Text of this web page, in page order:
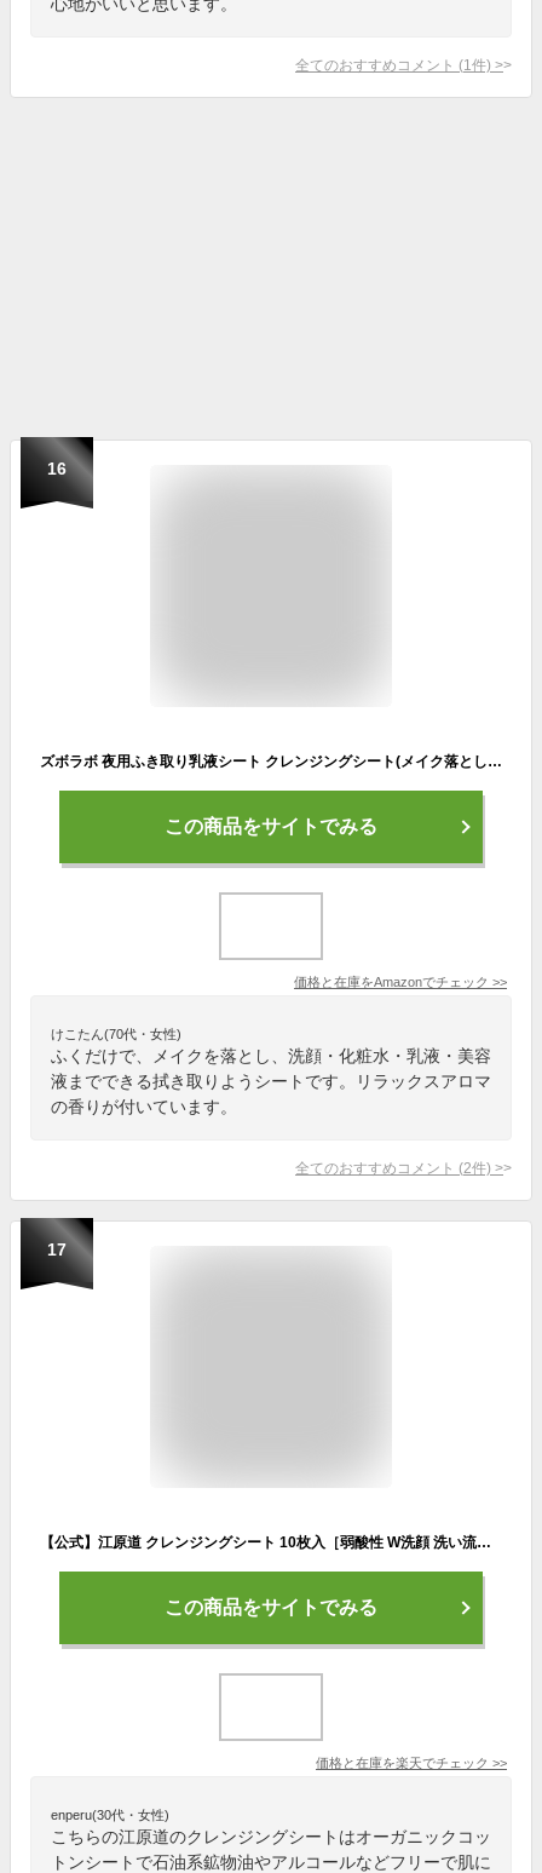
全てのおすすめコメント (1 件) >
16
ズボラボ 夜用ふき取り乳液シート クレンジングシート(メイク落とし+洗顔+化粧水+乳液+美容液) 乳液シート 夜用 35枚 (x 1)
この商品をサイトでみる
価格と在庫をAmazonでチェック >>
けこたん(70代・女性)
ふくだけで、メイクを落とし、洗顔・化粧水・乳液・美容
液までできる拭き取りようシートです。リラックスアロマ
の香りが付いています。
全てのおすすめコメント (2件) >
17
【公式】江原道 クレンジングシート 10枚入［弱酸性 W洗顔 洗い流し不要 トラベル マツエク さっぱり うるおい 保湿 敏感肌 こうげんどう コウゲンドウ Koh Gen Do 正規品］
この商品をサイトでみる
価格と在庫を楽天でチェック >>
enperu(30代・女性)
こちらの江原道のクレンジングシートはオーガニックコッ
トンシートで石油系鉱物油やアルコールなどフリーで肌に